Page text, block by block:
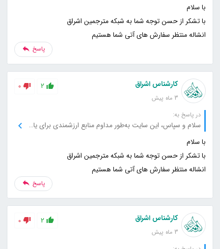
انشاله منتظر سفارش های آتی شما هستیم
پاسخ
کارشناس اشراق
3 ماه پیش
2
0
در پاسخ به:
سلام و سپاس، این سایت به‌طور مداوم منابع ارزشمندی برای یادگیری و تحقیق فراهم می‌کند، برای این حمایت‌ها بسیار ممنونم.
انشاله منتظر سفارش های آتی شما هستیم
پاسخ
کارشناس اشراق
3 ماه پیش
2
0